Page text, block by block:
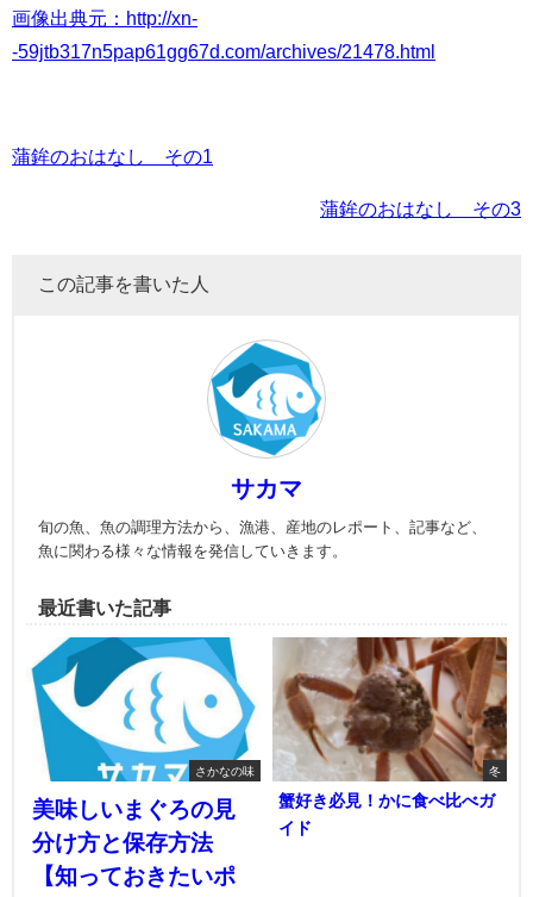
画像出典元：http://xn-
-59jtb317n5pap61gg67d.com/archives/21478.html
蒲鉾のおはなし その1
蒲鉾のおはなし その3
この記事を書いた人
サカマ
旬の魚、魚の調理方法から、漁港、産地のレポート、記事など、
魚に関わる様々な情報を発信していきます。
最近書いた記事
さかなの味
美味しいまぐろの見
分け方と保存方法
【知っておきたいポ
冬
蟹好き必見！かに食べ比べガ
イド